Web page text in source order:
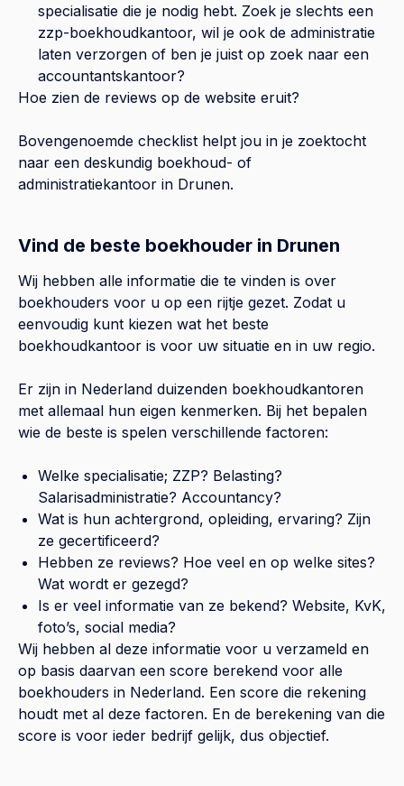
specialisatie die je nodig hebt. Zoek je slechts een
zzp-boekhoudkantoor, wil je ook de administratie
laten verzorgen of ben je juist op zoek naar een
accountantskantoor?
Hoe zien de reviews op de website eruit?
Bovengenoemde checklist helpt jou in je zoektocht
naar een deskundig boekhoud- of
administratiekantoor in Drunen.
Vind de beste boekhouder in Drunen
Wij hebben alle informatie die te vinden is over
boekhouders voor u op een rijtje gezet. Zodat u
eenvoudig kunt kiezen wat het beste
boekhoudkantoor is voor uw situatie en in uw regio.
Er zijn in Nederland duizenden boekhoudkantoren
met allemaal hun eigen kenmerken. Bij het bepalen
wie de beste is spelen verschillende factoren:
Welke specialisatie; ZZP? Belasting?
Salarisadministratie? Accountancy?
Wat is hun achtergrond, opleiding, ervaring? Zijn
ze gecertificeerd?
Hebben ze reviews? Hoe veel en op welke sites?
Wat wordt er gezegd?
Is er veel informatie van ze bekend? Website, KvK,
foto’s, social media?
Wij hebben al deze informatie voor u verzameld en
op basis daarvan een score berekend voor alle
boekhouders in Nederland. Een score die rekening
houdt met al deze factoren. En de berekening van die
score is voor ieder bedrijf gelijk, dus objectief.